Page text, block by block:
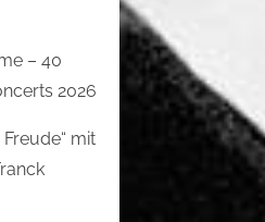
– 40
2026
mit